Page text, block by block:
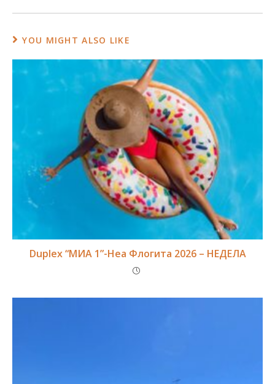
YOU MIGHT ALSO LIKE
Duplex “МИА 1”-Неа Флогита 2026 – НЕДЕЛА